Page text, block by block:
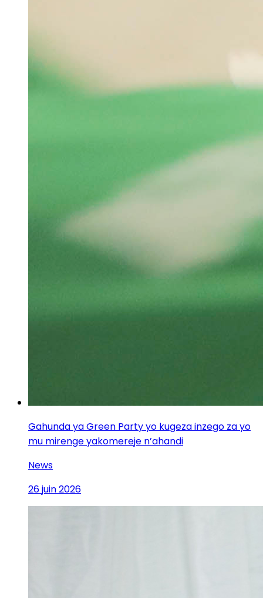
Gahunda ya Green Party yo kugeza inzego za yo
mu mirenge yakomereje n’ahandi
News
26 juin 2026